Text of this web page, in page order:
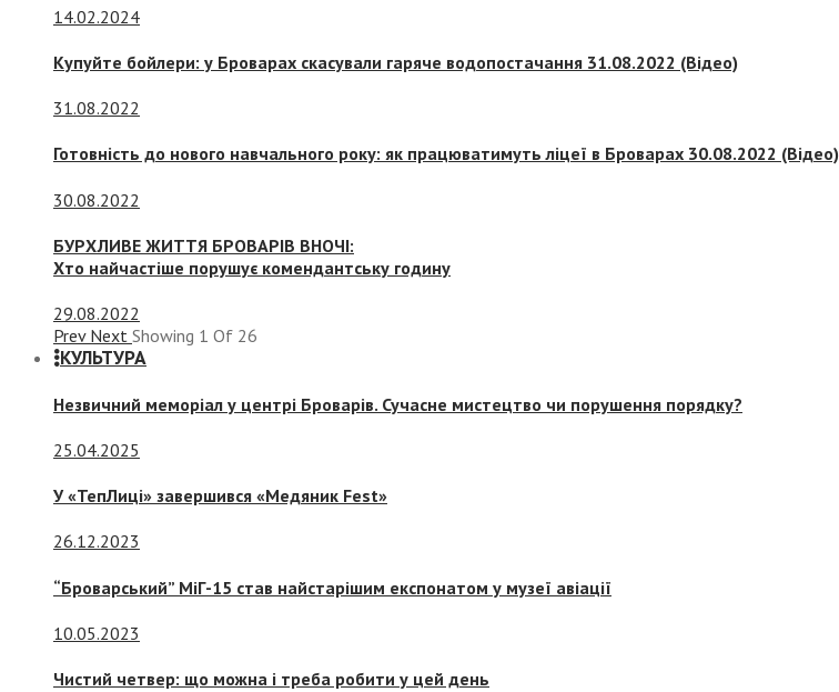
14.02.2024
Купуйте бойлери: у Броварах скасували гаряче водопостачання 31.08.2022 (Відео)
31.08.2022
Готовність до нового навчального року: як працюватимуть ліцеї в Броварах 30.08.2022 (Відео)
30.08.2022
БУРХЛИВЕ ЖИТТЯ БРОВАРІВ ВНОЧІ:
Хто найчастіше порушує комендантську годину
29.08.2022
Prev Next Showing 1 Of 26
КУЛЬТУРА
Незвичний меморіал у центрі Броварів. Сучасне мистецтво чи порушення порядку?
25.04.2025
У «ТепЛиці» завершився «Медяник Fest»
26.12.2023
“Броварський” МіГ-15 став найстарішим експонатом у музеї авіації
10.05.2023
Чистий четвер: що можна і треба робити у цей день